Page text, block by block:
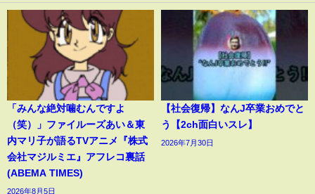
「みんな絶対噛むんですよ
（笑）」ファイルーズあい＆東
内マリ子が語るTVアニメ『株式
会社マジルミエ』アフレコ裏話
(ABEMA TIMES)
2026年8月5日
【社会復帰】なんJ卒業おめでと
う【2ch面白いスレ】
2026年7月30日